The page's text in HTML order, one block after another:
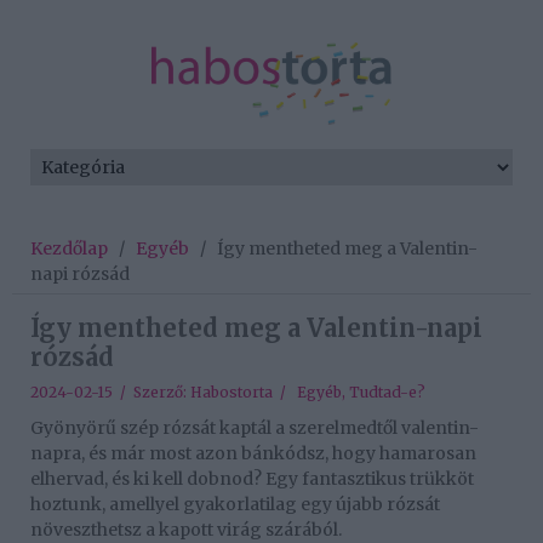
Kezdőlap / Egyéb / Így mentheted meg a Valentin-
napi rózsád
Így mentheted meg a Valentin-napi
rózsád
2024-02-15 / Szerző: Habostorta / Egyéb, Tudtad-e?
Gyönyörű szép rózsát kaptál a szerelmedtől valentin-
napra, és már most azon bánkódsz, hogy hamarosan
elhervad, és ki kell dobnod? Egy fantasztikus trükköt
hoztunk, amellyel gyakorlatilag egy újabb rózsát
növeszthetsz a kapott virág szárából.